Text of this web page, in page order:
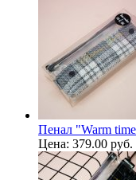
Пенал "Warm
Цена: 379.00 руб.